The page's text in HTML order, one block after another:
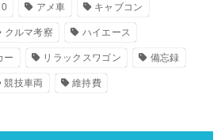
アメ車 キャブコン
クルマ考察 ハイエース
ー リラックスワゴン 備忘録
競技車両 維持費